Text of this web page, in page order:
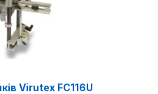
Virutex FC116U